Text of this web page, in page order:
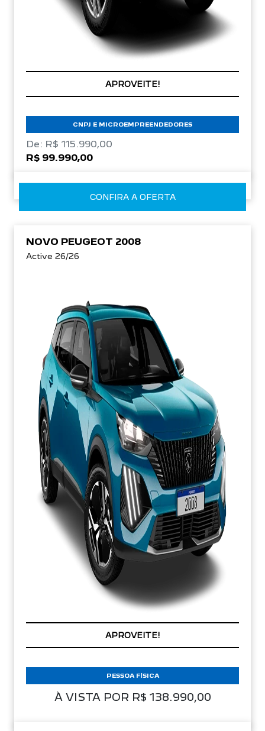
APROVEITE!
CNPJ E MICROEMPREENDEDORES
De: R$ 115.990,00
R$ 99.990,00
CONFIRA A OFERTA
NOVO PEUGEOT 2008
Active 26/26
APROVEITE!
À VISTA POR R$ 138.990,00
PESSOA FÍSICA